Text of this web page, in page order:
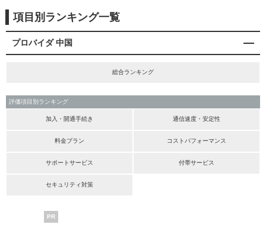
項目別ランキング一覧
プロバイダ 中国
総合ランキング
評価項目別ランキング
加入・開通手続き 通信速度・安定性
料金プラン コストパフォーマンス
サポートサービス 付帯サービス
セキュリティ対策
PR